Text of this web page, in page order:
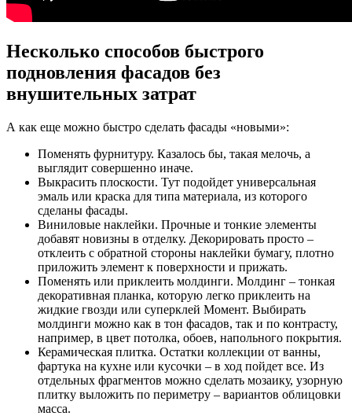
Несколько способов быстрого
подновления фасадов без
внушительных затрат
А как еще можно быстро сделать фасады «новыми»:
Поменять фурнитуру. Казалось бы, такая мелочь, а
выглядит совершенно иначе.
Выкрасить плоскости. Тут подойдет универсальная
эмаль или краска для типа материала, из которого
сделаны фасады.
Виниловые наклейки. Прочные и тонкие элементы
добавят новизны в отделку. Декорировать просто –
отклеить с обратной стороны наклейки бумагу, плотно
приложить элемент к поверхности и прижать.
Поменять или приклеить молдинги. Молдинг – тонкая
декоративная планка, которую легко приклеить на
жидкие гвозди или суперклей Момент. Выбирать
молдинги можно как в тон фасадов, так и по контрасту,
например, в цвет потолка, обоев, напольного покрытия.
Керамическая плитка. Остатки коллекции от ванны,
фартука на кухне или кусочки – в ход пойдет все. Из
отдельных фрагментов можно сделать мозаику, узорную
плитку выложить по периметру – вариантов облицовки
масса.